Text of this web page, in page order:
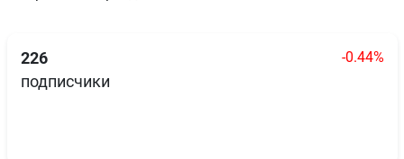
226 -0.44%
подписчики